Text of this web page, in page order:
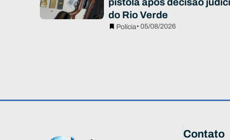
do Rio Verde
Polícia• 05/08/2026
Contato